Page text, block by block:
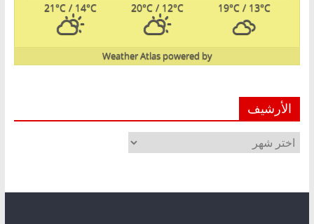
19°C/ 13°C
20°C / 12°C
21°C / 14°C
powered by
Weather Atlas
الأرشيف
الأرشيف